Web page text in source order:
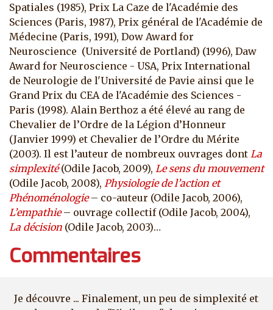
Spatiales (1985), Prix La Caze de l'Académie des
Sciences (Paris, 1987), Prix général de l'Académie de
Médecine (Paris, 1991), Dow Award for
Neuroscience (Université de Portland) (1996), Daw
Award for Neuroscience - USA, Prix International
de Neurologie de l'Université de Pavie ainsi que le
Grand Prix du CEA de l'Académie des Sciences -
Paris (1998). Alain Berthoz a été élevé au rang de
Chevalier de l’Ordre de la Légion d’Honneur
(Janvier 1999) et Chevalier de l’Ordre du Mérite
(2003). Il est l’auteur de nombreux ouvrages dont La
simplexité (Odile Jacob, 2009), Le sens du mouvement
(Odile Jacob, 2008), Physiologie de l’action et
Phénoménologie– co-auteur (Odile Jacob, 2006),
L’empathie– ouvrage collectif (Odile Jacob, 2004),
La décision (Odile Jacob, 2003)…
Commentaires
Je découvre ... Finalement, un peu de simplexité et